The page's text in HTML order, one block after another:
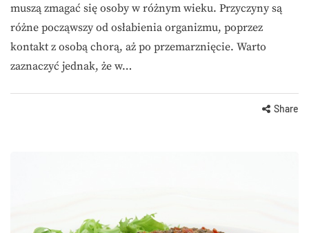
muszą zmagać się osoby w różnym wieku. Przyczyny są
różne począwszy od osłabienia organizmu, poprzez
kontakt z osobą chorą, aż po przemarznięcie. Warto
zaznaczyć jednak, że w…
Share